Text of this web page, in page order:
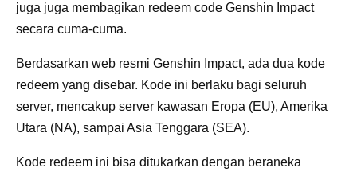
juga juga membagikan redeem code Genshin Impact
secara cuma-cuma.
Berdasarkan web resmi Genshin Impact, ada dua kode
redeem yang disebar. Kode ini berlaku bagi seluruh
server, mencakup server kawasan Eropa (EU), Amerika
Utara (NA), sampai Asia Tenggara (SEA).
Kode redeem ini bisa ditukarkan dengan beraneka